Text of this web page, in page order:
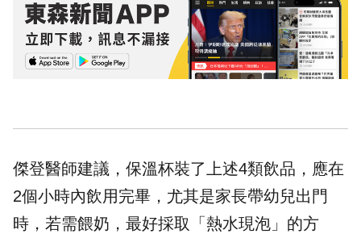
傑登醫師建議，保溫杯裝了上述4類飲品，應在
2個小時內飲用完畢，尤其是家長帶幼兒出門
時，若需餵奶，最好採取「熱水現泡」的方